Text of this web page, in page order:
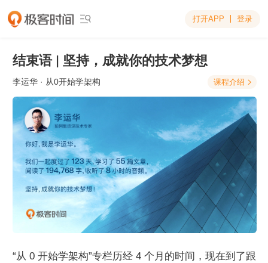
 打开APP 登录
结束语 | 坚持，成就你的技术梦想
李运华 · 从0开始学架构 课程介绍 
“从 0 开始学架构”专栏历经 4 个月的时间，现在到了跟